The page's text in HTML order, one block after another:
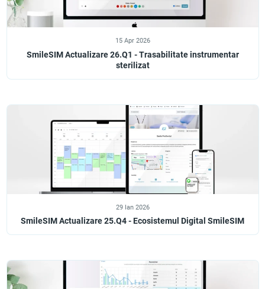
15 Apr 2026
SmileSIM Actualizare 26.Q1 - Trasabilitate instrumentar
sterilizat
29 Ian 2026
SmileSIM Actualizare 25.Q4 - Ecosistemul Digital SmileSIM